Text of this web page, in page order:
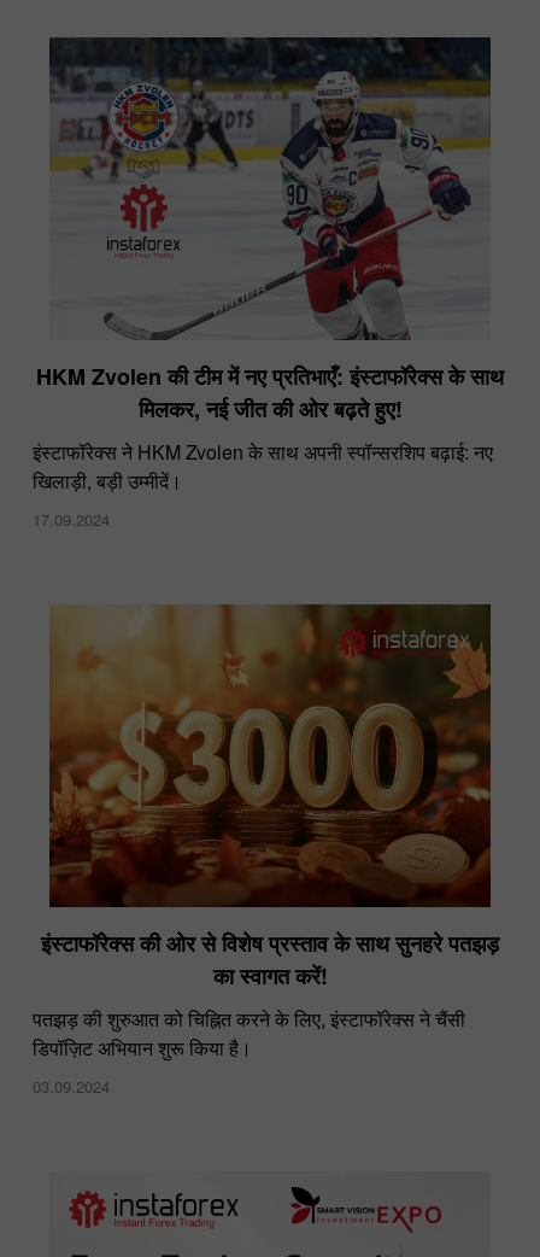
HKM Zvolen की टीम में नए प्रतिभाएँ: इंस्टाफॉरेक्स के साथ
मिलकर, नई जीत की ओर बढ़ते हुए!
इंस्टाफॉरेक्स ने HKM Zvolen के साथ अपनी स्पॉन्सरशिप बढ़ाई: नए
खिलाड़ी, बड़ी उम्मीदें।
17.09.2024
इंस्टाफॉरेक्स की ओर से विशेष प्रस्ताव के साथ सुनहरे पतझड़
का स्वागत करें!
पतझड़ की शुरुआत को चिह्नित करने के लिए, इंस्टाफॉरेक्स ने चैंसी
डिपॉज़िट अभियान शुरू किया है।
03.09.2024